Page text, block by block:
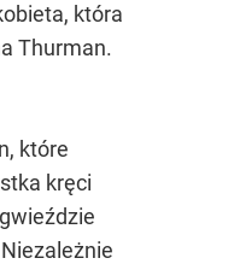
która
Thurman.
które
kręci